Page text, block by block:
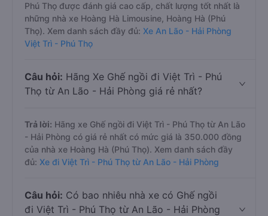
Phú Thọ được đánh giá cao cấp, chất lượng tốt nhất là
những nhà xe Hoàng Hà Limousine, Hoàng Hà (Phú
Thọ). Xem danh sách đầy đủ: Xe An Lão - Hải Phòng
Việt Trì - Phú Thọ
Câu hỏi: Hãng Xe Ghế ngồi đi Việt Trì - Phú
Thọ từ An Lão - Hải Phòng giá rẻ nhất?
Trả lời: Hãng xe Ghế ngồi đi Việt Trì - Phú Thọ từ An Lão
- Hải Phòng có giá rẻ nhất có mức giá là 350.000 đồng
của nhà xe Hoàng Hà (Phú Thọ). Xem danh sách đầy
đủ: Xe đi Việt Trì - Phú Thọ từ An Lão - Hải Phòng
Câu hỏi: Có bao nhiêu nhà xe có Ghế ngồi
đi Việt Trì - Phú Thọ từ An Lão - Hải Phòng